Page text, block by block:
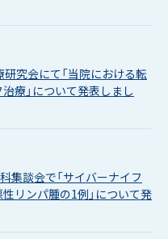
究会にて「当院における転
療」について発表しまし
集談会で「サイバーナイフ
リンパ腫の1例」について発